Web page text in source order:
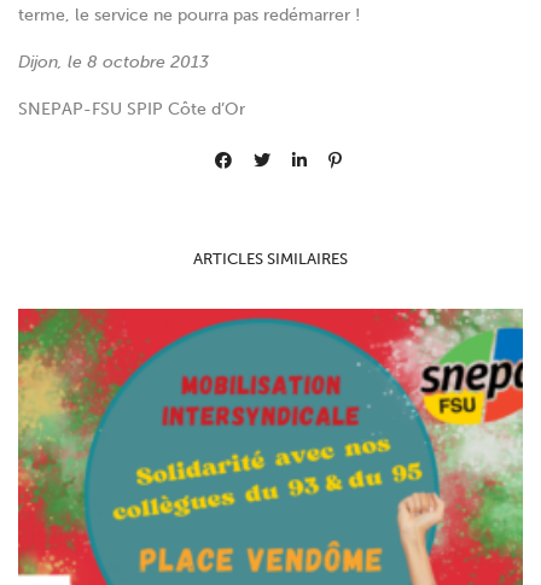
terme, le service ne pourra pas redémarrer !
Dijon, le 8 octobre 2013
SNEPAP-FSU SPIP Côte d’Or
ARTICLES SIMILAIRES